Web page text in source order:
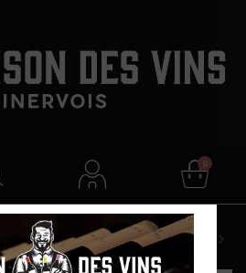
0
Blanc "Carignan Blanc" Vin de